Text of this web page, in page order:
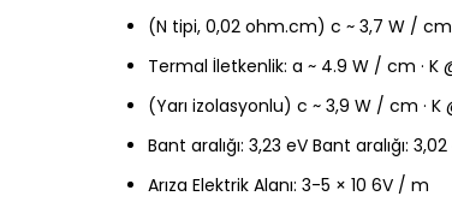
(N tipi, 0,02 ohm.cm) c ~ 3,7 W / cm
Termal İletkenlik: a ~ 4.9 W / cm · K
(Yarı izolasyonlu) c ~ 3,9 W / cm · K
Bant aralığı: 3,23 eV Bant aralığı:
Arıza Elektrik Alanı: 3-5 × 10 6V / m